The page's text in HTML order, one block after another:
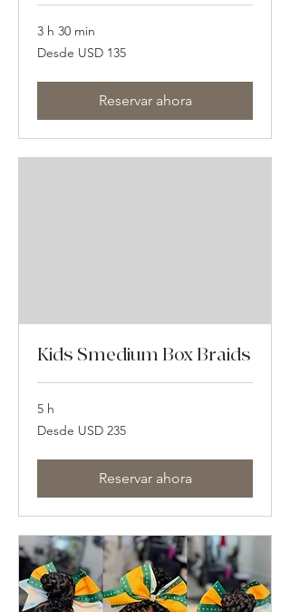
3 h 30 min
Desde
135
Desde USD 135
Reservar ahora
Kids Smedium Box Braids
5 h
Desde
235
Desde USD 235
Reservar ahora